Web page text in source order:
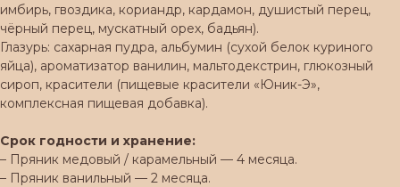
имбирь, гвоздика, кориандр, кардамон, душистый перец,
чёрный перец, мускатный орех, бадьян).
Глазурь: сахарная пудра, альбумин (сухой белок куриного
яйца), ароматизатор ванилин, мальтодекстрин, глюкозный
сироп, красители (пищевые красители «Юник-Э»,
комплексная пищевая добавка).
Срок годности и хранение:
– Пряник медовый / карамельный — 4 месяца.
– Пряник ванильный — 2 месяца.